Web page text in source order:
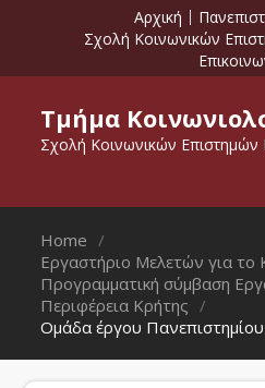
Αρχική
Σχολή Κοινωνικών
Τμήμα
Σχολή Κοινωνικών Επιστημών
Home
Εργαστήριο Μελετών για το
Προγραμματική σύμβαση
Περιφέρεια Κρήτης
Ομάδα έργου